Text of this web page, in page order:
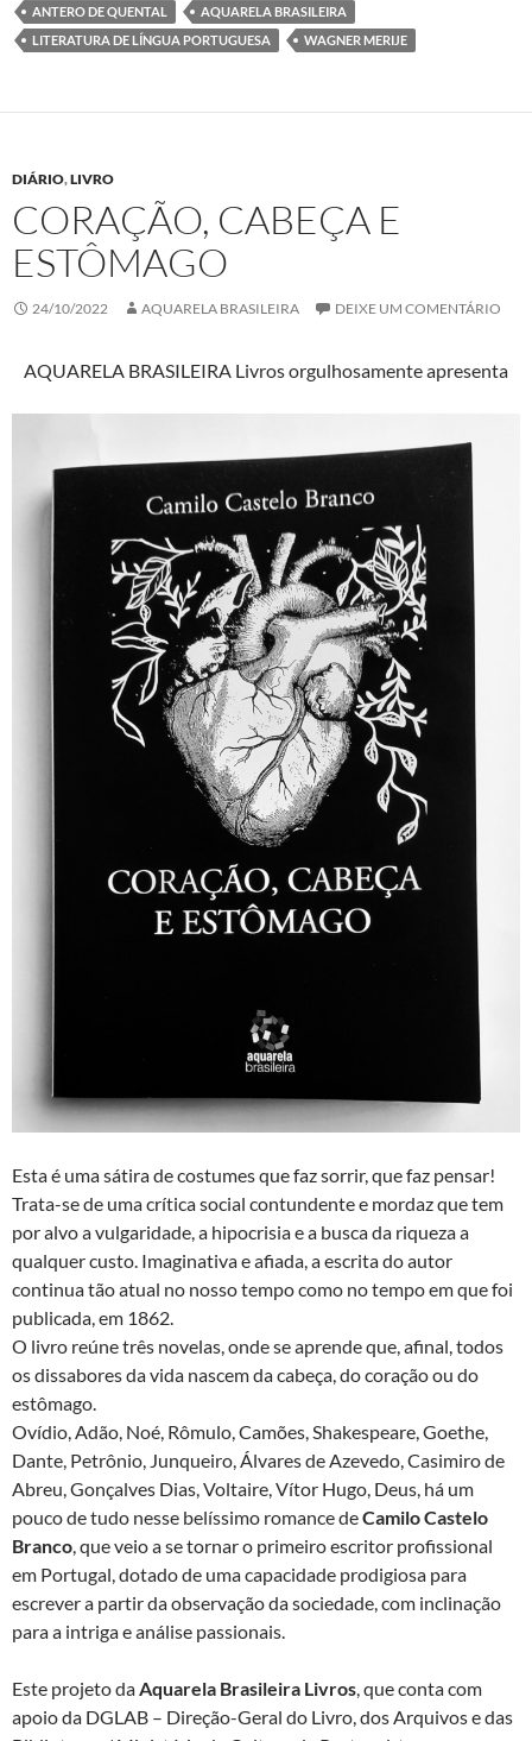
b
o
o
t
e
r
e
d
I
s
A
p
ANTERO DE QUENTAL
AQUARELA BRASILEIRA
LITERATURA DE LÍNGUA PORTUGUESA
WAGNER MERIJE
DIÁRIO,LIVRO
CORAÇÃO, CABEÇA E
ESTÔMAGO
24/10/2022 AQUARELA BRASILEIRA DEIXE UM COMENTÁRIO
AQUARELA BRASILEIRA Livros orgulhosamente apresenta
Esta é uma sátira de costumes que faz sorrir, que faz pensar!
Trata-se de uma crítica social contundente e mordaz que tem
por alvo a vulgaridade, a hipocrisia e a busca da riqueza a
qualquer custo. Imaginativa e afiada, a escrita do autor
continua tão atual no nosso tempo como no tempo em que foi
publicada, em 1862.
O livro reúne três novelas, onde se aprende que, afinal, todos
os dissabores da vida nascem da cabeça, do coração ou do
estômago.
Ovídio, Adão, Noé, Rômulo, Camões, Shakespeare, Goethe,
Dante, Petrônio, Junqueiro, Álvares de Azevedo, Casimiro de
Abreu, Gonçalves Dias, Voltaire, Vítor Hugo, Deus, há um
pouco de tudo nesse belíssimo romance deCamilo Castelo
Branco , que veio a se tornar o primeiro escritor profissional
em Portugal, dotado de uma capacidade prodigiosa para
escrever a partir da observação da sociedade, com inclinação
para a intriga e análise passionais.
Este projeto da Aquarela Brasileira Livros , que conta com
apoio da DGLAB – Direção-Geral do Livro, dos Arquivos e das